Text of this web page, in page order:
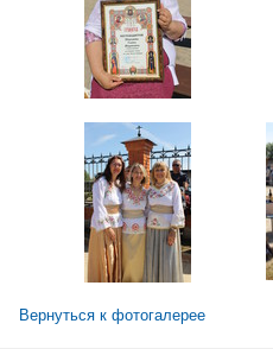
Вернуться к фотогалерее